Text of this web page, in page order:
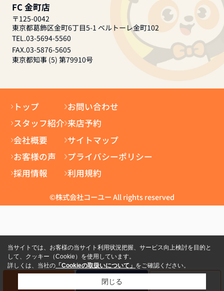
FC 金町店
〒125-0042
東京都葛飾区金町6丁目5-1 ベルトーレ金町102
TEL.03-5694-5560
FAX.03-5876-5605
東京都知事 (5) 第79910号
トップ
スタッフ紹介
会社概要
お客様の声
採用情報
お問い合わせ
来店予約
サイトマップ
プライバシーポリシー
利用規約
©株式会社コーユー All rights reserved
資料請求
当サイトでは、お客様の当サイト利用状況把握、サービス向上検討を目的と
して、クッキー（Cookie）を使用しています。
詳しくは、当社の 「Cookieの取扱いについて」 をご確認ください。
閉じる